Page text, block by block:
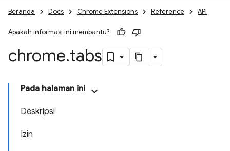
Beranda Docs Chrome Extensions Reference API
Apakah informasi ini membantu?
chrome.tabs
Pada halaman ini
Deskripsi
Izin